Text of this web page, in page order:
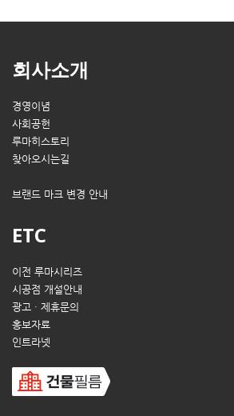
회사소개
경영이념
사회공헌
루마히스토리
찾아오시는길
브랜드 마크 변경 안내
ETC
이전 루마시리즈
시공점 개설안내
광고 · 제휴문의
홍보자료
인트라넷